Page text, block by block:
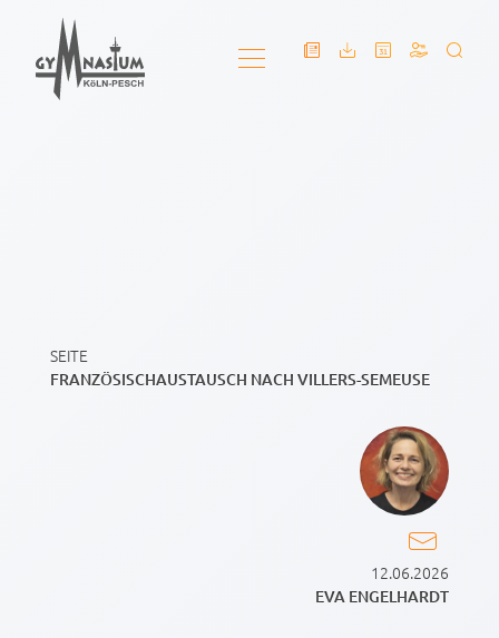
SEITE
FRANZÖSISCHAUSTAUSCH NACH VILLERS-SEMEUSE
12.06.2026
EVA ENGELHARDT